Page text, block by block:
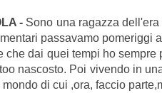
- Sono una ragazza
passavamo pomeriggi
che dai quei tempi ho sempre
nascosto. Poi vivendo in
mondo di cui ,ora, faccio